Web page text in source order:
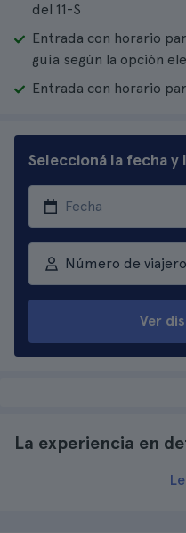
del 11-S
Entrada con horario
guía según la opción
Entrada con horario
Seleccioná la fecha
Número de
Ver
La experiencia en